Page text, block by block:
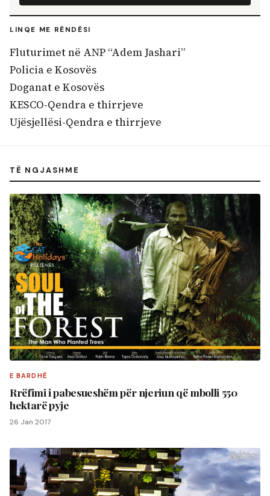
LINQE ME RËNDËSI
Fluturimet në ANP “Adem Jashari”
Policia e Kosovës
Doganat e Kosovës
KESCO-Qendra e thirrjeve
Ujësjellësi-Qendra e thirrjeve
TË NGJASHME
E BARDHË
Rrëfimi i pabesueshëm për njeriun që mbolli 550
hektarë pyje
26 Jan 2017